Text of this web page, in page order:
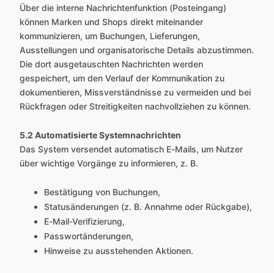
Über die interne Nachrichtenfunktion (Posteingang)
können Marken und Shops direkt miteinander
kommunizieren, um Buchungen, Lieferungen,
Ausstellungen und organisatorische Details abzustimmen.
Die dort ausgetauschten Nachrichten werden
gespeichert, um den Verlauf der Kommunikation zu
dokumentieren, Missverständnisse zu vermeiden und bei
Rückfragen oder Streitigkeiten nachvollziehen zu können.
5.2 Automatisierte Systemnachrichten
Das System versendet automatisch E-Mails, um Nutzer
über wichtige Vorgänge zu informieren, z. B.
Bestätigung von Buchungen,
Statusänderungen (z. B. Annahme oder Rückgabe),
E-Mail-Verifizierung,
Passwortänderungen,
Hinweise zu ausstehenden Aktionen.